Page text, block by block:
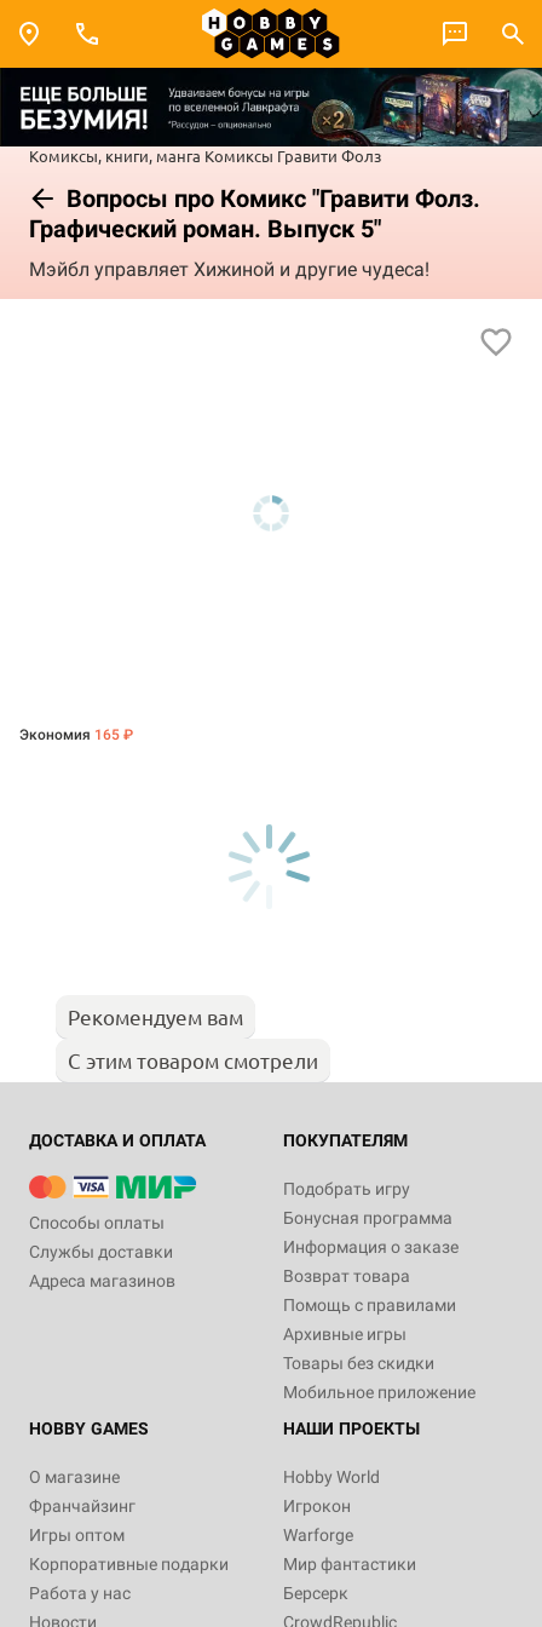
Комиксы, книги, манга Комиксы Гравити Фолз
Вопросы про Комикс "Гравити Фолз.
Графический роман. Выпуск 5"
Мэйбл управляет Хижиной и другие чудеса!
Экономия 165 ₽
Рекомендуем вам
С этим товаром смотрели
ДОСТАВКА И ОПЛАТА
Способы оплаты
Службы доставки
Адреса магазинов
ПОКУПАТЕЛЯМ
Подобрать игру
Бонусная программа
Информация о заказе
Возврат товара
Помощь с правилами
Архивные игры
Товары без скидки
Мобильное приложение
HOBBY GAMES
О магазине
Франчайзинг
Игры оптом
Корпоративные подарки
Работа у нас
Новости
НАШИ ПРОЕКТЫ
Hobby World
Игрокон
Warforge
Мир фантастики
Берсерк
CrowdRepublic